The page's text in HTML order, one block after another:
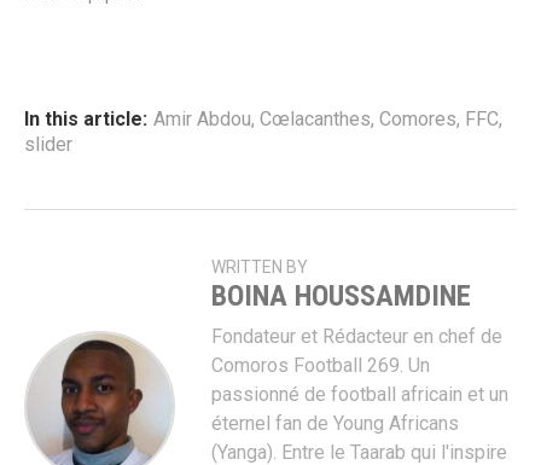
In this article: Amir Abdou, Cœlacanthes, Comores, FFC,
slider
WRITTEN BY
BOINA HOUSSAMDINE
Fondateur et Rédacteur en chef de
Comoros Football 269. Un
passionné de football africain et un
éternel fan de Young Africans
(Yanga). Entre le Taarab qui l'inspire